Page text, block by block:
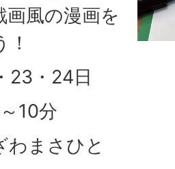
画風の漫画を
23・24日
10分
わまさひと